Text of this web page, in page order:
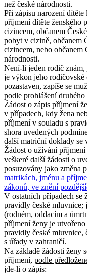
než české národnosti.
Při zápisu narození
příjmení dítěte ženského
cizincem, občanem
pobyt v cizině, občanem
cizincem, nebo občanem
národnosti.
Není-li jeden rodič
je výkon jeho rodičovské
pozastaven, zapíše se
podle prohlášení
Žádost o zápis příjmení
v případech, kdy žena
příjmení v souladu s
shora uvedených
další matriční doklady se
Žádost o užívání
veškeré další žádosti o
posuzovány jako změna
matrikách, jménu a
zákonů, ve znění
V ostatních případech se
pravidly české mluvnice;
(rodném, oddacím a
příjmení ženy je
pravidly české mluvnice,
s úřady v zahraničí.
Na základě žádosti ženy
příjmení, podle
jde-li o zápis: